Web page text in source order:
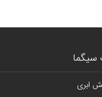
ابری